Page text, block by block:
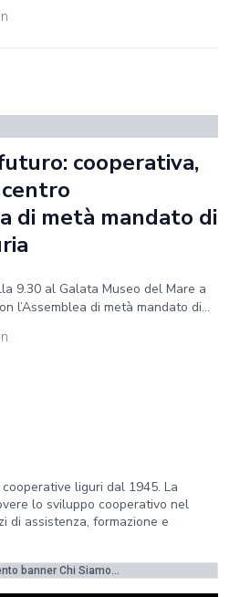
cooperativa,
di metà mandato di
9.30 al Galata Museo del Mare a
l’Assemblea di metà mandato di...
liguri dal 1945. La
lo sviluppo cooperativo nel
di assistenza, formazione e
banner Chi Siamo...